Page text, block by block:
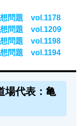
想問題 vol.1178
想問題 vol.1209
想問題 vol.1198
想問題 vol.1194
場代表：亀